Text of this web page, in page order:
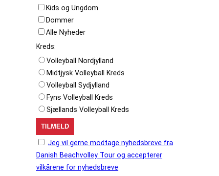
Kids og Ungdom
Dommer
Alle Nyheder
Kreds:
Volleyball Nordjylland
Midtjysk Volleyball Kreds
Volleyball Sydjylland
Fyns Volleyball Kreds
Sjællands Volleyball Kreds
Jeg vil gerne modtage nyhedsbreve fra
Danish Beachvolley Tour og accepterer
vilkårene for nyhedsbreve